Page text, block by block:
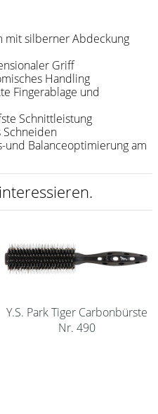
mit silberner Abdeckung
Griff
Handling
Fingerablage und
Schnittleistung
Schneiden
und Balanceoptimierung am
Y.S. Park Tiger Carbonbürste
Nr. 490